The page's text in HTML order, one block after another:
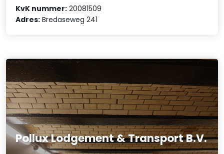
KvK nummer: 20081509
Adres: Bredaseweg 241
Pollux Lodgement & Transport B.V.